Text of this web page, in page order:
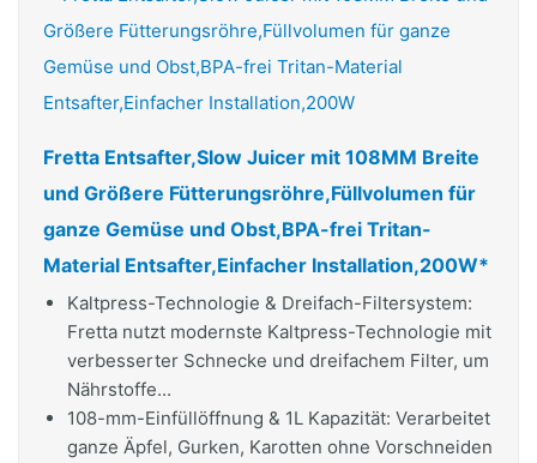
Fretta Entsafter,Slow Juicer mit 108MM Breite
und Größere Fütterungsröhre,Füllvolumen für
ganze Gemüse und Obst,BPA-frei Tritan-
Material Entsafter,Einfacher Installation,200W*
Kaltpress-Technologie & Dreifach-Filtersystem:
Fretta nutzt modernste Kaltpress-Technologie mit
verbesserter Schnecke und dreifachem Filter, um
Nährstoffe...
108-mm-Einfüllöffnung & 1L Kapazität: Verarbeitet
ganze Äpfel, Gurken, Karotten ohne Vorschneiden